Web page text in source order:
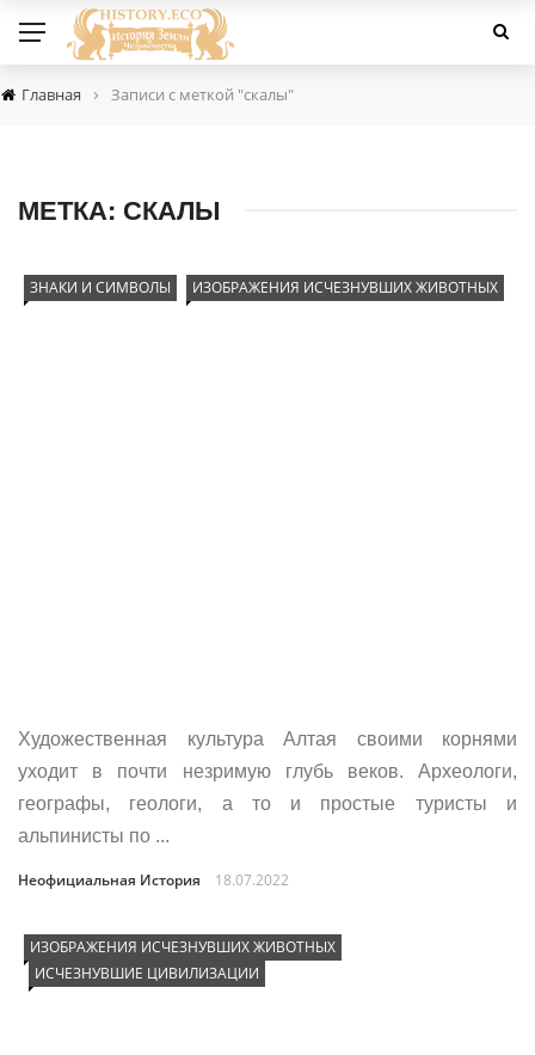
Главная › Записи с меткой "скалы"
МЕТКА: СКАЛЫ
ЗНАКИ И СИМВОЛЫ ИЗОБРАЖЕНИЯ ИСЧЕЗНУВШИХ ЖИВОТНЫХ
Художественная культура Алтая своими корнями
уходит в почти незримую глубь веков. Археологи,
географы, геологи, а то и простые туристы и
альпинисты по ...
Неофициальная История 18.07.2022
ИЗОБРАЖЕНИЯ ИСЧЕЗНУВШИХ ЖИВОТНЫХ
ИСЧЕЗНУВШИЕ ЦИВИЛИЗАЦИИ